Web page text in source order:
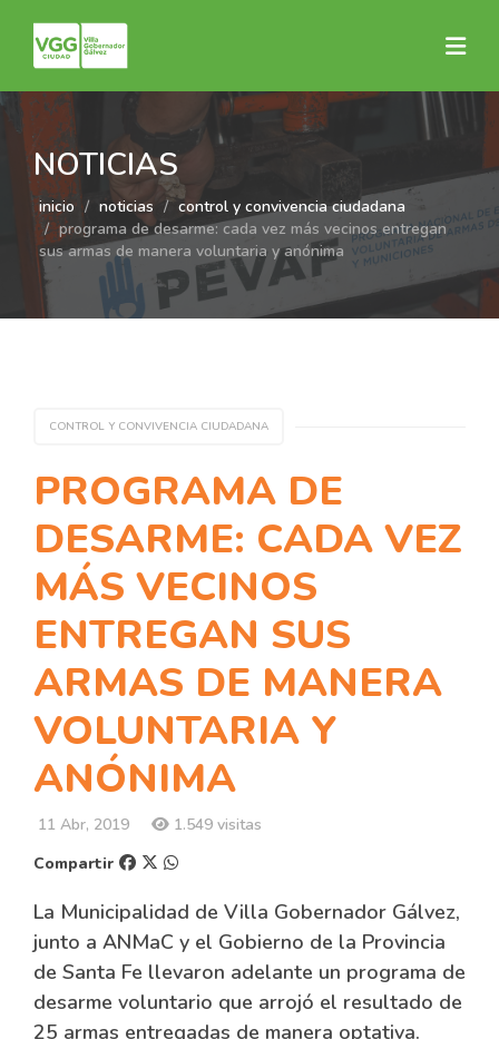
NOTICIAS
inicio noticias
control y convivencia ciudadana
programa de desarme: cada vez más vecinos entregan
sus armas de manera voluntaria y anónima
CONTROL Y CONVIVENCIA CIUDADANA
PROGRAMA DE
DESARME: CADA VEZ
MÁS VECINOS
ENTREGAN SUS
ARMAS DE MANERA
VOLUNTARIA Y
ANÓNIMA
11 Abr, 2019
1.549 visitas
Compartir
La Municipalidad de Villa Gobernador Gálvez,
junto a ANMaC y el Gobierno de la Provincia
de Santa Fe llevaron adelante un programa de
desarme voluntario que arrojó el resultado de
25 armas entregadas de manera optativa.